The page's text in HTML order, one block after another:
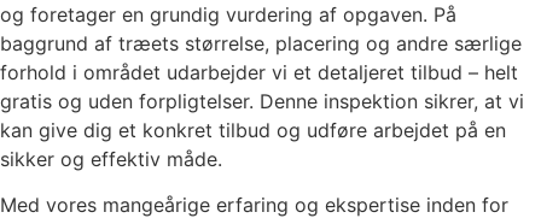
og foretager en grundig vurdering af opgaven. På
baggrund af træets størrelse, placering og andre særlige
forhold i området udarbejder vi et detaljeret tilbud – helt
gratis og uden forpligtelser. Denne inspektion sikrer, at vi
kan give dig et konkret tilbud og udføre arbejdet på en
sikker og effektiv måde.
Med vores mangeårige erfaring og ekspertise inden for